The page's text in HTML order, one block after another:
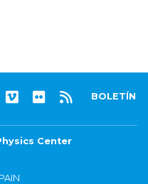
BOLETÍN
Center